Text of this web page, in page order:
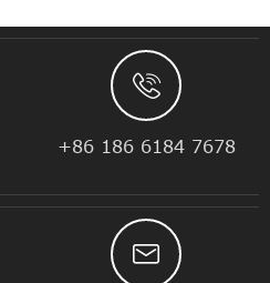

+86 186 6184 7678
